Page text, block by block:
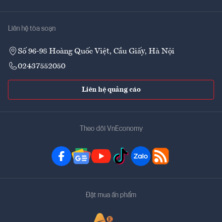
Liên hệ tòa soạn
Số 96-98 Hoàng Quốc Việt, Cầu Giấy, Hà Nội
02437552050
Liên hệ quảng cáo
Theo dõi VnEconomy
Đặt mua ấn phẩm